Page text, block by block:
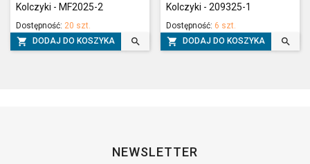
Kolczyki - MF2025-2
Dostępność: 20 szt.
 DODAJ DO KOSZYKA 
Kolczyki - 209325-1
Dostępność: 6 szt.
 DODAJ DO KOSZYKA 
NEWSLETTER